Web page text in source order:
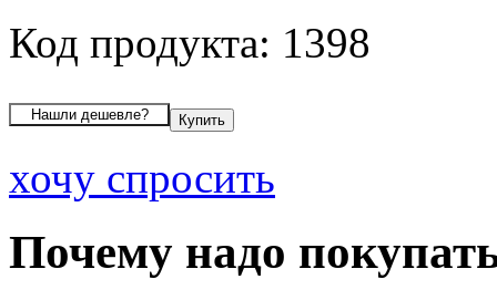
Код продукта: 1398
хочу спросить
Почему надо